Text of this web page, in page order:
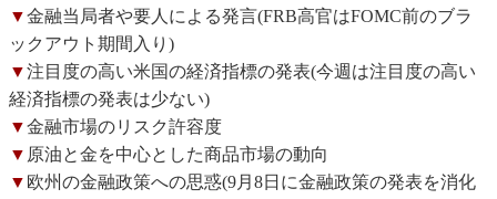
▼金融当局者や要人による発言(FRB高官はFOMC前のブラ
ックアウト期間入り)
▼注目度の高い米国の経済指標の発表(今週は注目度の高い
経済指標の発表は少ない)
▼金融市場のリスク許容度
▼ 原油と金を中心とした商品市場の動向
▼ 欧州の金融政策への思惑(9月8日に金融政策の発表を消化